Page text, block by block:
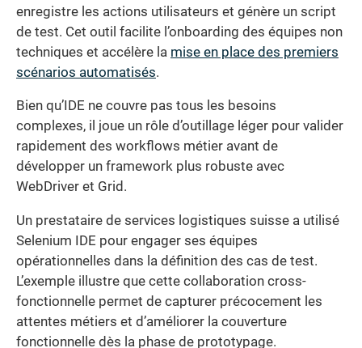
enregistre les actions utilisateurs et génère un script
de test. Cet outil facilite l’onboarding des équipes non
techniques et accélère la mise en place des premiers
scénarios automatisés.
Bien qu’IDE ne couvre pas tous les besoins
complexes, il joue un rôle d’outillage léger pour valider
rapidement des workflows métier avant de
développer un framework plus robuste avec
WebDriver et Grid.
Un prestataire de services logistiques suisse a utilisé
Selenium IDE pour engager ses équipes
opérationnelles dans la définition des cas de test.
L’exemple illustre que cette collaboration cross-
fonctionnelle permet de capturer précocement les
attentes métiers et d’améliorer la couverture
fonctionnelle dès la phase de prototypage.